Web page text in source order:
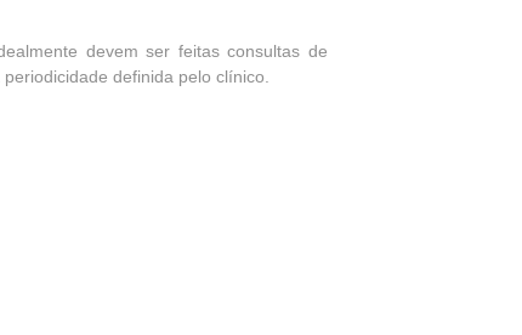
devem ser feitas consultas de
definida pelo clínico.